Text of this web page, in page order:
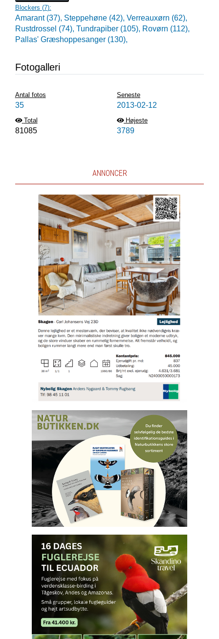
Blockers (7):
Amarant (37), Steppehøne (42), Verreauxørn (62),
Rustdrossel (74), Tundrapiber (105), Rovørn (112),
Pallas' Græshoppesanger (130),
Fotogalleri
Antal fotos
35
Seneste
2013-02-12
Total
81085
Højeste
3789
ANNONCER